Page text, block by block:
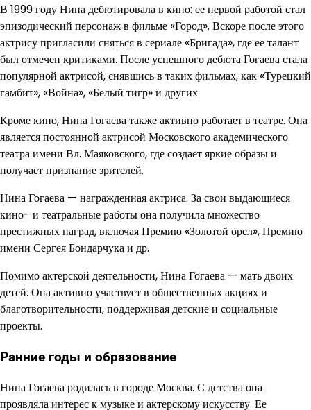
В 1999 году Нина дебютировала в кино: ее первой работой стал
эпизодический персонаж в фильме «Город». Вскоре после этого
актрису пригласили сняться в сериале «Бригада», где ее талант
был отмечен критиками. После успешного дебюта Гогаева стала
популярной актрисой, снявшись в таких фильмах, как «Турецкий
гамбит», «Война», «Белый тигр» и других.
Кроме кино, Нина Гогаева также активно работает в театре. Она
является постоянной актрисой Московского академического
театра имени Вл. Маяковского, где создает яркие образы и
получает признание зрителей.
Нина Гогаева — награжденная актриса. За свои выдающиеся
кино- и театральные работы она получила множество
престижных наград, включая Премию «Золотой орел», Премию
имени Сергея Бондарчука и др.
Помимо актерской деятельности, Нина Гогаева — мать двоих
детей. Она активно участвует в общественных акциях и
благотворительности, поддерживая детские и социальные
проекты.
Ранние годы и образование
Нина Гогаева родилась в городе Москва. С детства она
проявляла интерес к музыке и актерскому искусству. Ее